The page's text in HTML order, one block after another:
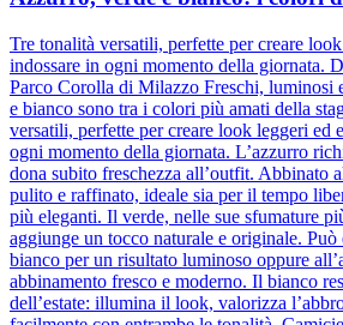
Tre tonalità versatili, perfette per creare
indossare in ogni momento della giornata.
Parco Corolla di Milazzo Freschi, luminosi
e bianco sono tra i colori più amati della
versatili, perfette per creare look leggeri ed
ogni momento della giornata. L’azzurro
dona subito freschezza all’outfit. Abbinato
pulito e raffinato, ideale sia per il tempo
più eleganti. Il verde, nelle sue sfumature
aggiunge un tocco naturale e originale. Può
bianco per un risultato luminoso oppure
abbinamento fresco e moderno. Il bianco
dell’estate: illumina il look, valorizza